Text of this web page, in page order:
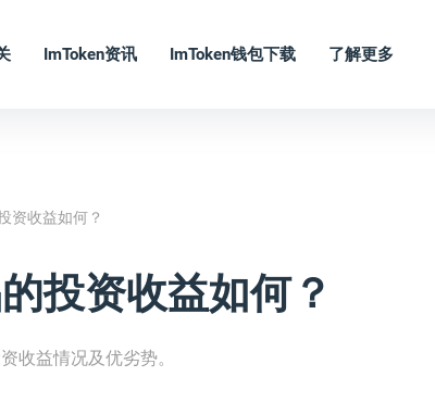
ImToken资讯 ImToken钱包下载 了解更多
资收益如何？
投资收益如何？
收益情况及优劣势。